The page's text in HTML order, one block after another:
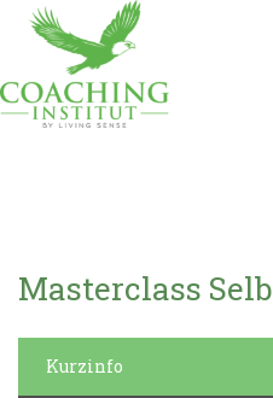
Masterclass
Kurzinfo